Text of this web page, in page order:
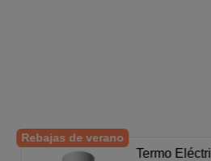
Rebajas de verano
Termo